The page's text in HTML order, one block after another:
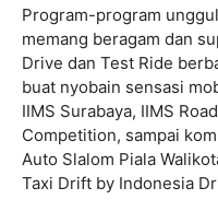
Program-program
memang beragam dan
Drive dan Test Ride
buat nyobain sensasi
IIMS Surabaya, IIMS
Competition, sampai
Auto Slalom Piala
Taxi Drift by Indonesia